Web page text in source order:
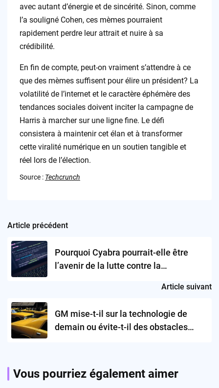
avec autant d’énergie et de sincérité. Sinon, comme
l’a souligné Cohen, ces mèmes pourraient
rapidement perdre leur attrait et nuire à sa
crédibilité.
En fin de compte, peut-on vraiment s’attendre à ce
que des mèmes suffisent pour élire un président? La
volatilité de l’internet et le caractère éphémère des
tendances sociales doivent inciter la campagne de
Harris à marcher sur une ligne fine. Le défi
consistera à maintenir cet élan et à transformer
cette viralité numérique en un soutien tangible et
réel lors de l’élection.
Source : Techcrunch
Post
navigation
Article précédent
Pourquoi Cyabra pourrait-elle être
l’avenir de la lutte contre la
Article suivant
GM mise-t-il sur la technologie de
demain ou évite-t-il des obstacles
Vous pourriez également aimer